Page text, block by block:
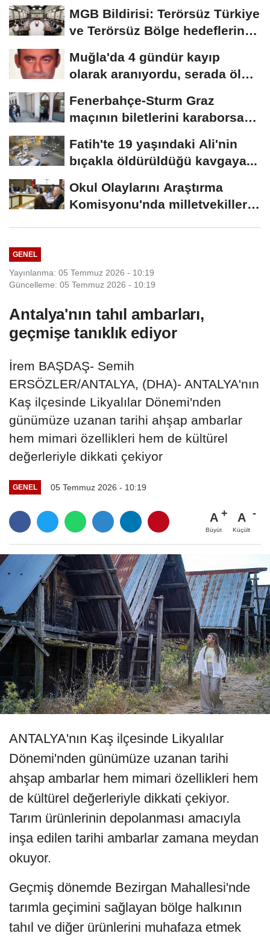
MGB Bildirisi: Terörsüz Türkiye
ve Terörsüz Bölge hedeflerine
Muğla'da 4 gündür kayıp
olarak aranıyordu, serada ölü
Fenerbahçe-Sturm Graz
maçının biletlerini karaborsada
Fatih'te 19 yaşındaki Ali'nin
bıçakla öldürüldüğü kavgaya...
Okul Olaylarını Araştırma
Komisyonu'nda milletvekilleri
GENEL
Yayınlanma: 05 Temmuz 2026 - 10:19
Güncelleme: 05 Temmuz 2026 - 10:19
Antalya'nın tahıl ambarları,
geçmişe tanıklık ediyor
İrem BAŞDAŞ- Semih
ERSÖZLER/ANTALYA, (DHA)- ANTALYA'nın
Kaş ilçesinde Likyalılar Dönemi'nden
günümüze uzanan tarihi ahşap ambarlar
hem mimari özellikleri hem de kültürel
değerleriyle dikkati çekiyor
GENEL 05 Temmuz 2026 - 10:19
A
Büyüt
A
Küçült
ANTALYA'nın Kaş ilçesinde Likyalılar
Dönemi'nden günümüze uzanan tarihi
ahşap ambarlar hem mimari özellikleri hem
de kültürel değerleriyle dikkati çekiyor.
Tarım ürünlerinin depolanması amacıyla
inşa edilen tarihi ambarlar zamana meydan
okuyor.
Geçmiş dönemde Bezirgan Mahallesi'nde
tarımla geçimini sağlayan bölge halkının
tahıl ve diğer ürünlerini muhafaza etmek